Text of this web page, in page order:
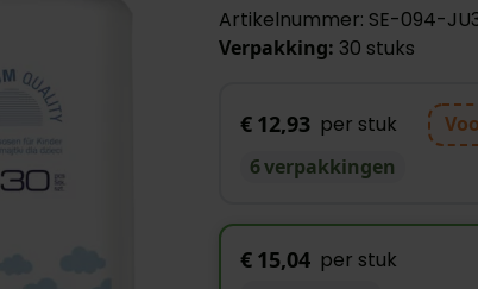
Artikelnummer: SE-094-
Verpakking: 30 stuks
€ 12,93 per stuk
6 verpakkingen
€ 15,04 per stuk